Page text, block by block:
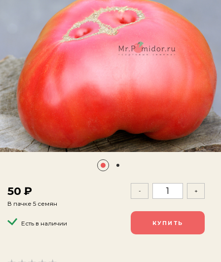
50
В пачке 5 семян
Есть в наличии
- +